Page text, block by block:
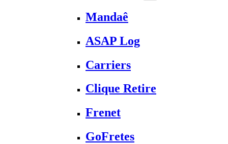
Mandaê
ASAP Log
Carriers
Clique Retire
Frenet
GoFretes